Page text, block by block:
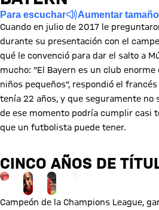
Para escuchar Aumentar
Cuando en julio de 2017 le
durante su presentación con el
qué le convenció para dar el salto a
mucho: "El Bayern es un club
niños pequeños", respondió el
tenía 22 años, y que seguramente no
de ese momento podría cumplir casi
que un futbolista puede tener.
CINCO AÑOS DE
Ir a la página de la galería: Ver galería
Campeón de la Champions League,